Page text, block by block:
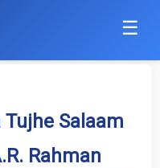
☰
Salaam
Rahman